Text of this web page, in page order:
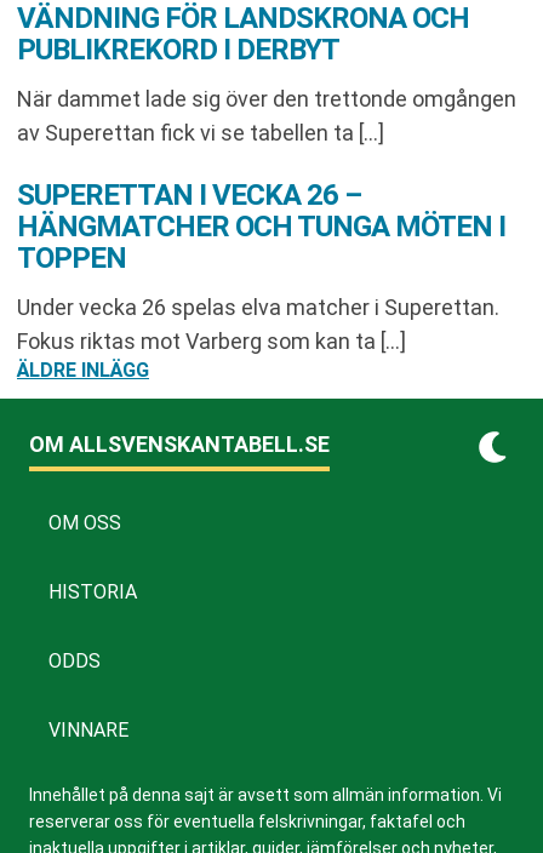
VÄNDNING FÖR LANDSKRONA OCH
PUBLIKREKORD I DERBYT
När dammet lade sig över den trettonde omgången
av Superettan fick vi se tabellen ta […]
SUPERETTAN I VECKA 26 –
HÄNGMATCHER OCH TUNGA MÖTEN I
TOPPEN
Under vecka 26 spelas elva matcher i Superettan.
Fokus riktas mot Varberg som kan ta […]
INLÄGGSNAVIGERING
ÄLDRE INLÄGG
OM ALLSVENSKANTABELL.SE
OM OSS
HISTORIA
ODDS
VINNARE
Innehållet på denna sajt är avsett som allmän information. Vi
reserverar oss för eventuella felskrivningar, faktafel och
inaktuella uppgifter i artiklar, guider, jämförelser och nyheter,